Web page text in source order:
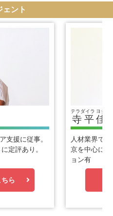
ェント
支援に従事。
定評あり。
ら
寺平
テラダイラ
佳
ヨシヒ
人材業界で
京を中心に
ョン有